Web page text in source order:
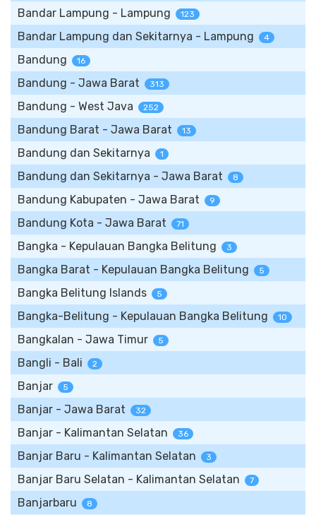
Bandar Lampung - Lampung 123
Bandar Lampung dan Sekitarnya - Lampung 4
Bandung 16
Bandung - Jawa Barat 313
Bandung - West Java 252
Bandung Barat - Jawa Barat 13
Bandung dan Sekitarnya 1
Bandung dan Sekitarnya - Jawa Barat 8
Bandung Kabupaten - Jawa Barat 9
Bandung Kota - Jawa Barat 71
Bangka - Kepulauan Bangka Belitung 3
Bangka Barat - Kepulauan Bangka Belitung 5
Bangka Belitung Islands 5
Bangka-Belitung - Kepulauan Bangka Belitung 10
Bangkalan - Jawa Timur 5
Bangli - Bali 2
Banjar 5
Banjar - Jawa Barat 32
Banjar - Kalimantan Selatan 36
Banjar Baru - Kalimantan Selatan 3
Banjar Baru Selatan - Kalimantan Selatan 7
Banjarbaru 8